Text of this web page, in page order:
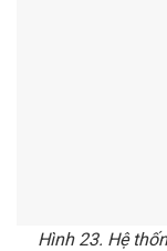
Hình 23. Hệ